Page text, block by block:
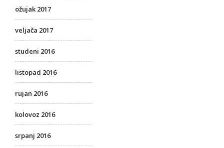
ožujak 2017
veljača 2017
studeni 2016
listopad 2016
rujan 2016
kolovoz 2016
srpanj 2016